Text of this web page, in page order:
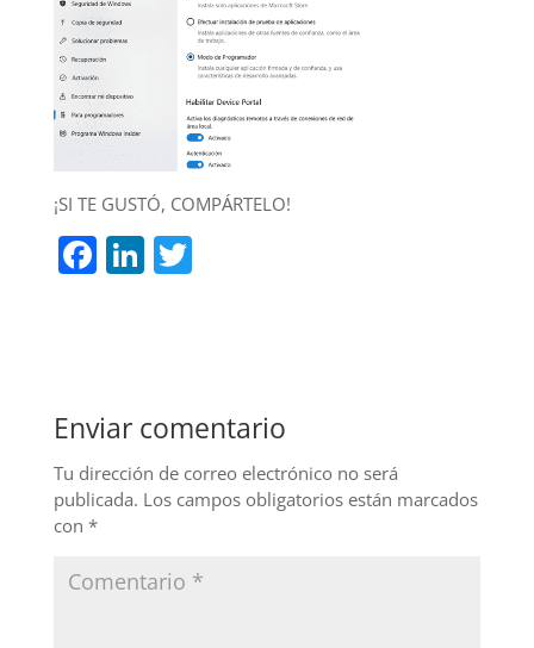
¡SI TE GUSTÓ, COMPÁRTELO!
F
b
o
o
k
Li
n
T
Enviar comentario
Tu dirección de correo electrónico no será
publicada. Los campos obligatorios están marcados
con *